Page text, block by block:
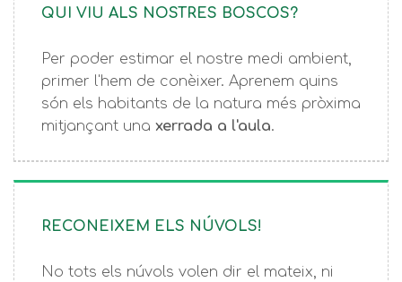
QUI VIU ALS NOSTRES BOSCOS?
Per poder estimar el nostre medi ambient,
primer l'hem de conèixer. Aprenem quins
són els habitants de la natura més pròxima
mitjançant una xerrada a l'aula.
RECONEIXEM ELS NÚVOLS!
No tots els núvols volen dir el mateix, ni